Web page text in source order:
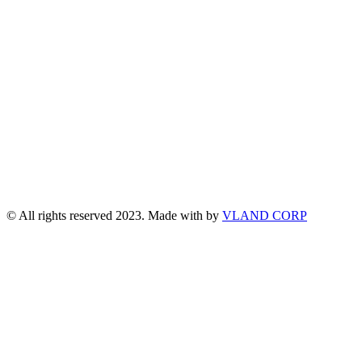
© All rights reserved 2023. Made with by VLAND CORP